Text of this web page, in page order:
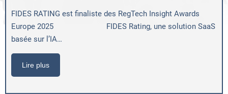
FIDES RATING est finaliste des RegTech Insight Awards
Europe 2025 FIDES Rating, une solution SaaS
basée sur l’IA…
Lire plus